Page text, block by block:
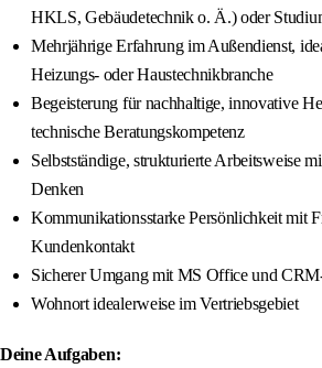
HKLS, Gebäudetechnik o. Ä.) oder
Mehrjährige Erfahrung im Außendienst,
Heizungs- oder Haustechnikbranche
Begeisterung für nachhaltige, innovative
technische Beratungskompetenz
Selbstständige, strukturierte Arbeitsweise
Denken
Kommunikationsstarke Persönlichkeit mit
Kundenkontakt
Sicherer Umgang mit MS Office und
Wohnort idealerweise im Vertriebsgebiet
Deine Aufgaben: